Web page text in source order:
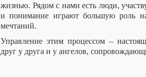
жизнью. Рядом с нами есть люди,
и понимание играют большую роль
мечтаний.
Управление этим процессом –
друг у друга и у ангелов,